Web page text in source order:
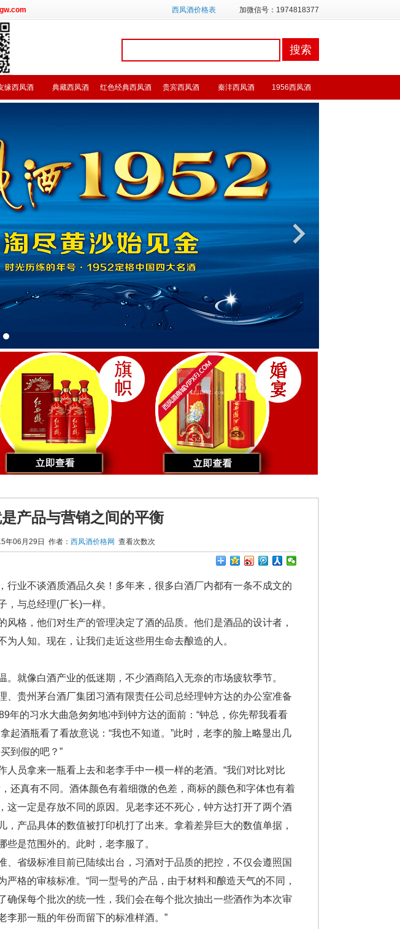
西凤酒价格表 加微信号：1974818377
缘西凤酒 典藏西凤酒 红色经典西凤酒 贵宾西凤酒 秦沣西凤酒 1956西凤酒
产品与营销之间的平衡
年06月29日 作者： 西凤酒价格网 查看次数次
业不谈酒质酒品久矣！多年来，很多白酒厂内都有一条不成文的
与总经理(厂长)一样。
格，他们对生产的管理决定了酒的品质。他们是酒品的设计者，
人知。现在，让我们走近这些用生命去酿造的人。
就像白酒产业的低迷期，不少酒商陷入无奈的市场疲软季节。
贵州茅台酒厂集团习酒有限责任公司总经理钟方达的办公室准备
年的习水大曲急匆匆地冲到钟方达的面前：“钟总，你先帮我看看
起酒瓶看了看故意说：“我也不知道。”此时，老李的脸上略显出几
到假的吧？”
员拿来一瓶看上去和老李手中一模一样的老酒。“我们对比对比
还真有不同。酒体颜色有着细微的色差，商标的颜色和字体也有着
这一定是存放不同的原因。见老李还不死心，钟方达打开了两个酒
产品具体的数值被打印机打了出来。拿着差异巨大的数值单据，
是范围外的。此时，老李服了。
省级标准目前已陆续出台，习酒对于品质的把控，不仅会遵照国
格的审核标准。“同一型号的产品，由于材料和酿造天气的不同，
确保每个批次的统一性，我们会在每个批次抽出一些酒作为本次审
李那一瓶的年份而留下的标准样酒。”